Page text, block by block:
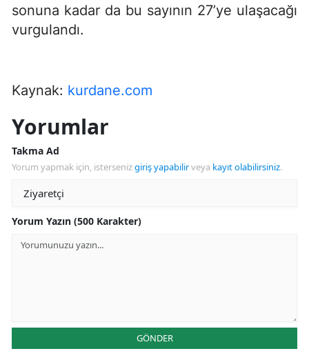
sonuna kadar da bu sayının 27’ye ulaşacağı
vurgulandı.
Kaynak: kurdane.com
Yorumlar
Takma Ad
Yorum yapmak için, istersenizgiriş yapabilirveya kayıt olabilirsiniz.
Yorum Yazın (500 Karakter)
GÖNDER